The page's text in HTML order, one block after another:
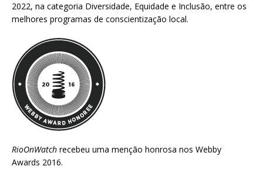
2022, na categoria Diversidade, Equidade e Inclusão, entre os
melhores programas de conscientização local.
RioOnWatch recebeu uma menção honrosa nos Webby
Awards 2016.